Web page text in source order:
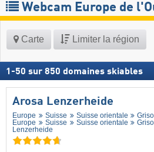
Webcam Europe de
Carte Limiter la région
1 -50 sur 850 domaines skiables
Arosa Lenzerheide
Europe Suisse Suisse orientale
Europe
Suisse Suisse orientale
Lenzerheide